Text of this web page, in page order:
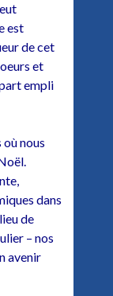
est
de cet
et
empli
nous
dans
de
– nos
avenir